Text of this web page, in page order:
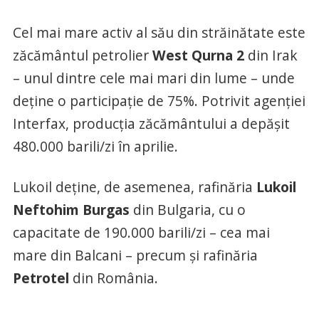
Cel mai mare activ al său din străinătate este
zăcământul petrolierWest Qurna 2din Irak
– unul dintre cele mai mari din lume – unde
deține o participație de 75%. Potrivit agenției
Interfax, producția zăcământului a depășit
480.000 barili/zi în aprilie.
Lukoil deține, de asemenea, rafinăria Lukoil
Neftohim Burgas din Bulgaria, cu o
capacitate de 190.000 barili/zi – cea mai
mare din Balcani – precum și rafinăria
Petrotel din România.